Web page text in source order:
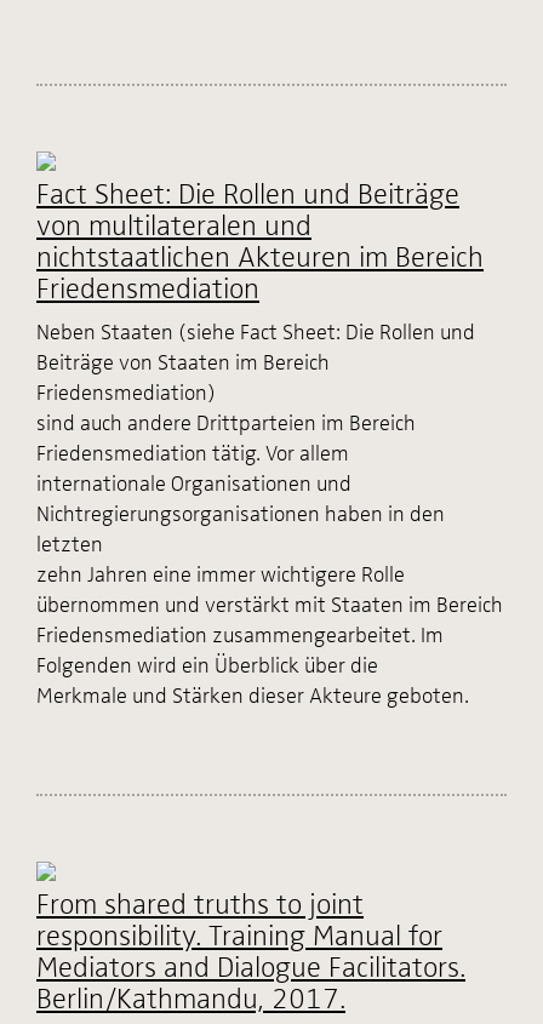
Fact Sheet: Die Rollen und Beiträge
von multilateralen und
nichtstaatlichen Akteuren im Bereich
Friedensmediation
Neben Staaten (siehe Fact Sheet: Die Rollen und
Beiträge von Staaten im Bereich
Friedensmediation)
sind auch andere Drittparteien im Bereich
Friedensmediation tätig. Vor allem
internationale Organisationen und
Nichtregierungsorganisationen haben in den
letzten
zehn Jahren eine immer wichtigere Rolle
übernommen und verstärkt mit Staaten im Bereich
Friedensmediation zusammengearbeitet. Im
Folgenden wird ein Überblick über die
Merkmale und Stärken dieser Akteure geboten.
From shared truths to joint
responsibility. Training Manual for
Mediators and Dialogue Facilitators.
Berlin/Kathmandu, 2017.